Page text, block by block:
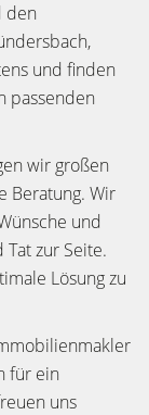
den
und finden
passenden
wir großen
Beratung. Wir
und
zur Seite.
Lösung zu
für ein
uns